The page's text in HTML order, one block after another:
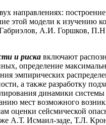
направлениях:
этой модели к изучению
А.И. Горшков,
и риска включают
определение
эмпирических
а также разработку
динамики
мест возможного
оценки сейсмической
А.Т. Исмаил-заде, Т.Л.